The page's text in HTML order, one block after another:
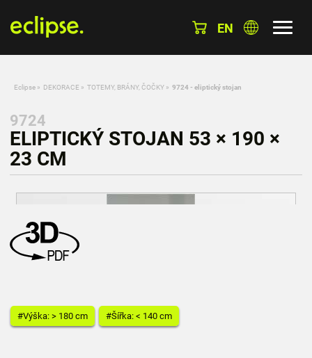
EN
Eclipse » DEKORACE » TOTEMY, BRÁNY, ČOČKY » 9724 - eliptický stojan
9724
ELIPTICKÝ STOJAN 53 × 190 ×
23 CM
#Výška: > 180 cm #Šířka: < 140 cm